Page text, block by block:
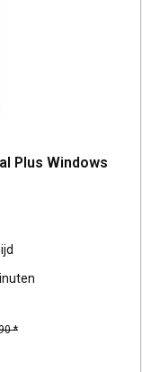
Plus Windows
*